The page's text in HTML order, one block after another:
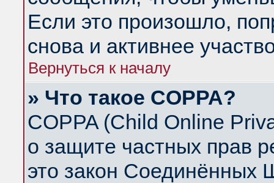
Если это произошло,
снова и активнее
Вернуться к началу
» Что такое COPPA?
COPPA (Child Online
о защите частных прав
это закон Соединённых